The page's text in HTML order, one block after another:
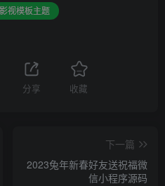
视模板主题
分享 收藏
下一篇
2023兔年新春好友送祝福微
信小程序源码